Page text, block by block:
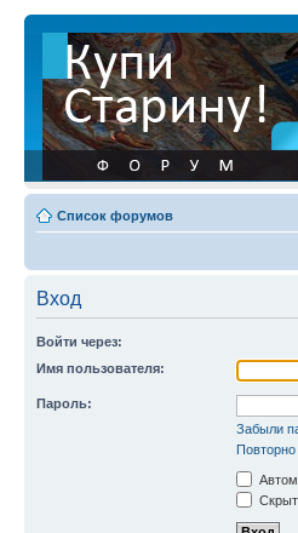
Список форумов
Вход
Войти через:
Имя пользователя:
Пароль:
Забыли
Повторно